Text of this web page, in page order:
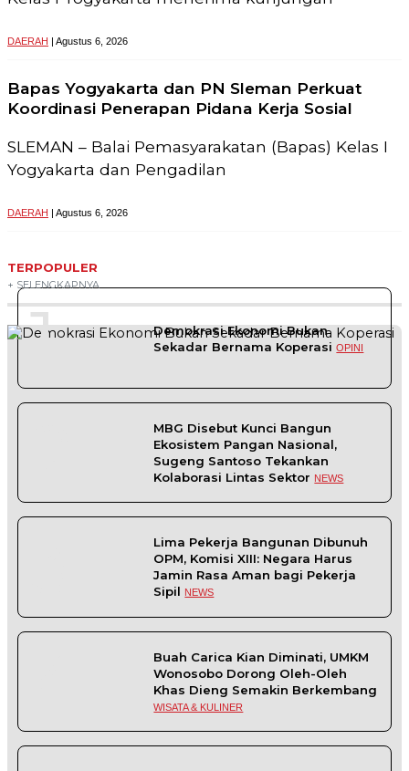
DAERAH | Agustus 6, 2026
Bapas Yogyakarta dan PN Sleman Perkuat
Koordinasi Penerapan Pidana Kerja Sosial
SLEMAN – Balai Pemasyarakatan (Bapas) Kelas I
Yogyakarta dan Pengadilan
DAERAH | Agustus 6, 2026
TERPOPULER
+ SELENGKAPNYA
1
Demokrasi Ekonomi Bukan
Sekadar Bernama Koperasi OPINI
MBG Disebut Kunci Bangun
Ekosistem Pangan Nasional,
Sugeng Santoso Tekankan
Kolaborasi Lintas Sektor NEWS
Lima Pekerja Bangunan Dibunuh
OPM, Komisi XIII: Negara Harus
Jamin Rasa Aman bagi Pekerja
Sipil NEWS
Buah Carica Kian Diminati, UMKM
Wonosobo Dorong Oleh-Oleh
Khas Dieng Semakin Berkembang
WISATA & KULINER